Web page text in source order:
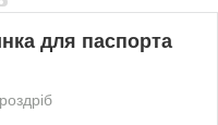
для паспорта